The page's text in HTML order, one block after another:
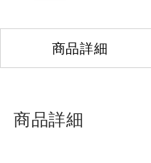
商品詳細
商品詳細